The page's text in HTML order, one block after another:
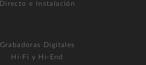
Directo e Instalación
Grabadoras Digitales
Hi-Fi y Hi-End